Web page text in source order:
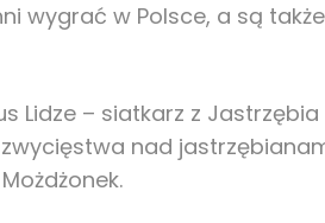
wygrać w Polsce, a są
Lidze – siatkarz z
nad